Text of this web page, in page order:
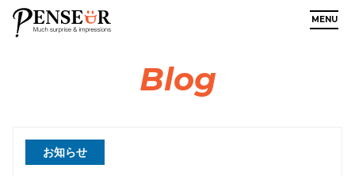
Blog
お知らせ